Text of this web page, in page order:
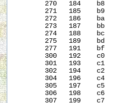
270   184    b8
271   185    b9
272   186    ba
273   187    bb
274   188    bc
275   189    bd
277   191    bf
300   192    c0
301   193    c1
302   194    c2
304   196    c4
305   197    c5
306   198    c6
307   199    c7